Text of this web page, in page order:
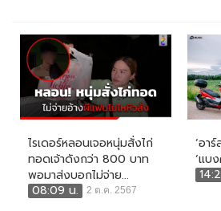
ไรเดอร์หลอนเจอหนุ่มสั่งไก่
ทอดเจ้าดังกว่า 800 บาท
พอมาส่งบอกไม่จ่าย...
08:09 น.
2 ต.ค. 2567
‘อา
‘แบ